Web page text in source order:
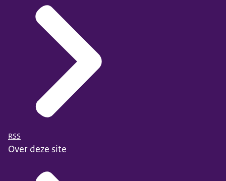
RSS
Over deze site